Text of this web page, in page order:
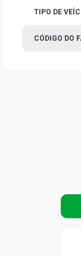
TIPO DE
CÓDIGO DO